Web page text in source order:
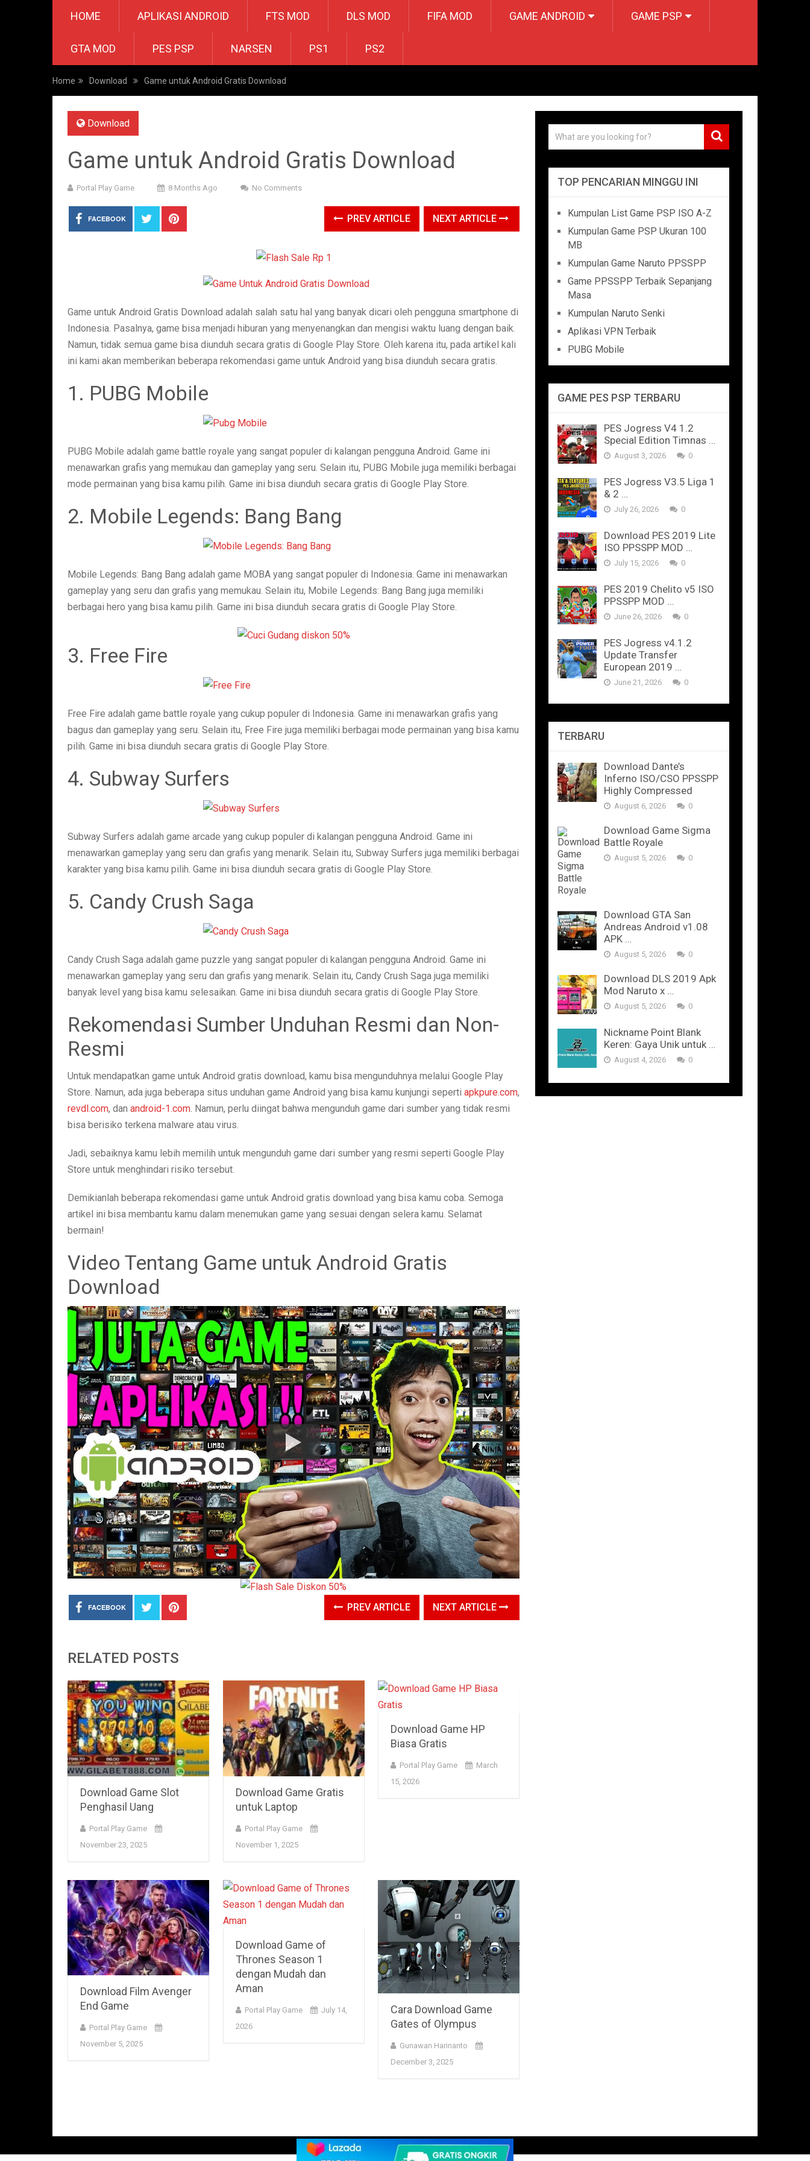
HOME APLIKASI ANDROID FTS MOD DLS MOD FIFA MOD GAME ANDROID GAME PSP
GTA MOD PES PSP NARSEN PS1 PS2
Home Download Game untuk Android Gratis Download
Download
Game untuk Android Gratis Download
Portal Play Game 8 Months Ago No Comments
FACEBOOK PREV ARTICLE NEXT ARTICLE
Game untuk Android Gratis Download adalah salah satu hal yang banyak dicari oleh pengguna smartphone di
Indonesia. Pasalnya, game bisa menjadi hiburan yang menyenangkan dan mengisi waktu luang dengan baik.
Namun, tidak semua game bisa diunduh secara gratis di Google Play Store. Oleh karena itu, pada artikel kali
ini kami akan memberikan beberapa rekomendasi game untuk Android yang bisa diunduh secara gratis.
1. PUBG Mobile
PUBG Mobile adalah game battle royale yang sangat populer di kalangan pengguna Android. Game ini
menawarkan grafis yang memukau dan gameplay yang seru. Selain itu, PUBG Mobile juga memiliki berbagai
mode permainan yang bisa kamu pilih. Game ini bisa diunduh secara gratis di Google Play Store.
2. Mobile Legends: Bang Bang
Mobile Legends: Bang Bang adalah game MOBA yang sangat populer di Indonesia. Game ini menawarkan
gameplay yang seru dan grafis yang memukau. Selain itu, Mobile Legends: Bang Bang juga memiliki
berbagai hero yang bisa kamu pilih. Game ini bisa diunduh secara gratis di Google Play Store.
3. Free Fire
Free Fire adalah game battle royale yang cukup populer di Indonesia. Game ini menawarkan grafis yang
bagus dan gameplay yang seru. Selain itu, Free Fire juga memiliki berbagai mode permainan yang bisa kamu
pilih. Game ini bisa diunduh secara gratis di Google Play Store.
4. Subway Surfers
Subway Surfers adalah game arcade yang cukup populer di kalangan pengguna Android. Game ini
menawarkan gameplay yang seru dan grafis yang menarik. Selain itu, Subway Surfers juga memiliki berbagai
karakter yang bisa kamu pilih. Game ini bisa diunduh secara gratis di Google Play Store.
5. Candy Crush Saga
Candy Crush Saga adalah game puzzle yang sangat populer di kalangan pengguna Android. Game ini
menawarkan gameplay yang seru dan grafis yang menarik. Selain itu, Candy Crush Saga juga memiliki
banyak level yang bisa kamu selesaikan. Game ini bisa diunduh secara gratis di Google Play Store.
Rekomendasi Sumber Unduhan Resmi dan Non-
Resmi
Untuk mendapatkan game untuk Android gratis download, kamu bisa mengunduhnya melalui Google Play
Store. Namun, ada juga beberapa situs unduhan game Android yang bisa kamu kunjungi seperti apkpure.com,
revdl.com, dan android-1.com. Namun, perlu diingat bahwa mengunduh game dari sumber yang tidak resmi
bisa berisiko terkena malware atau virus.
Jadi, sebaiknya kamu lebih memilih untuk mengunduh game dari sumber yang resmi seperti Google Play
Store untuk menghindari risiko tersebut.
Demikianlah beberapa rekomendasi game untuk Android gratis download yang bisa kamu coba. Semoga
artikel ini bisa membantu kamu dalam menemukan game yang sesuai dengan selera kamu. Selamat
bermain!
Video Tentang Game untuk Android Gratis
Download
FACEBOOK PREV ARTICLE NEXT ARTICLE
RELATED POSTS
Download Game Slot
Penghasil Uang
Portal Play Game
November 23, 2025
Download Game Gratis
untuk Laptop
Portal Play Game
November 1, 2025
Download Game HP
Biasa Gratis
Portal Play Game
March
15, 2026
Download Film Avenger
End Game
Portal Play Game
November 5, 2025
Download Game of
Thrones Season 1
dengan Mudah dan
Aman
Portal Play Game
July 14,
2026
Cara Download Game
Gates of Olympus
Gunawan Harinanto
December 3, 2025
TOP PENCARIAN MINGGU INI
Kumpulan List Game PSP ISO A-Z
Kumpulan Game PSP Ukuran 100
MB
Kumpulan Game Naruto PPSSPP
Game PPSSPP Terbaik Sepanjang
Masa
Kumpulan Naruto Senki
Aplikasi VPN Terbaik
PUBG Mobile
GAME PES PSP TERBARU
PES Jogress V4 1.2
Special Edition Timnas …
August 3, 2026 0
PES Jogress V3.5 Liga 1
& 2 …
July 26, 2026 0
Download PES 2019 Lite
ISO PPSSPP MOD …
July 15, 2026 0
PES 2019 Chelito v5 ISO
PPSSPP MOD …
June 26, 2026 0
PES Jogress v4.1.2
Update Transfer
European 2019 …
June 21, 2026 0
TERBARU
Download Dante’s
Inferno ISO/CSO PPSSPP
Highly Compressed
August 6, 2026 0
Download Game Sigma
Battle Royale
August 5, 2026 0
Download GTA San
Andreas Android v1.08
APK …
August 5, 2026 0
Download DLS 2019 Apk
Mod Naruto x …
August 5, 2026 0
Nickname Point Blank
Keren: Gaya Unik untuk …
August 4, 2026 0